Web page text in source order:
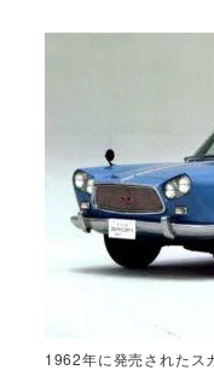
1962年に発売されたス